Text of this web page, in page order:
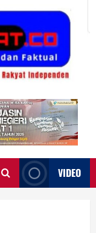
VIDEO